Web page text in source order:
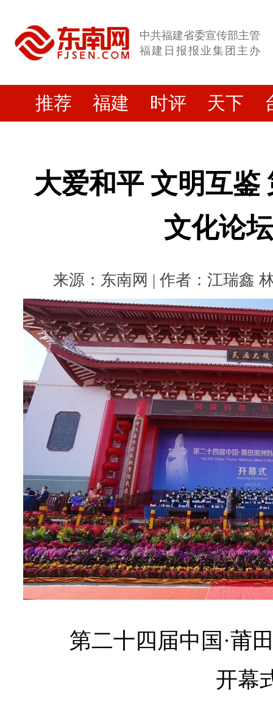
中共福建省委宣传部主管
福建日报报业集团主办
推荐 福建 时评 天下
大爱和平 文明互鉴
文化论
来源：东南网 | 作者：江瑞鑫
第二十四届中国·莆
开幕